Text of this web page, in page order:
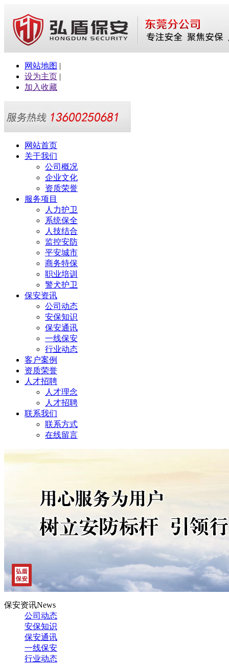
网站地图 |
设为主页 |
加入收藏
网站首页
关于我们
公司概况
企业文化
资质荣誉
服务项目
人力护卫
系统保全
人技结合
监控安防
平安城市
商务特保
职业培训
警犬护卫
保安资讯
公司动态
安保知识
保安通讯
一线保安
行业动态
客户案例
资质荣誉
人才招聘
人才理念
人才招聘
联系我们
联系方式
在线留言
保安资讯News
公司动态
安保知识
保安通讯
一线保安
行业动态